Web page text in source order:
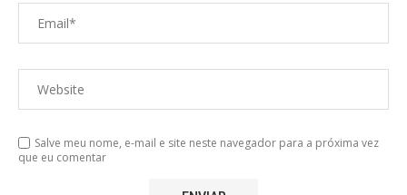
Salve meu nome, e-mail e site neste navegador para a próxima vez
que eu comentar